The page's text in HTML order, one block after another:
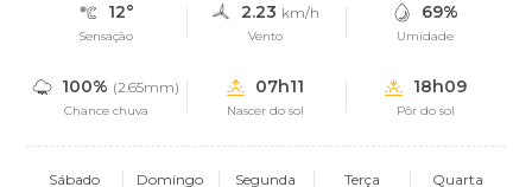
12°
Sensação
2.23 km/h
Vento
69%
Umidade
100% (2.65mm)
Chance chuva
07h11
Nascer do sol
18h09
Pôr do sol
Sábado Domingo Segunda Terça Quarta